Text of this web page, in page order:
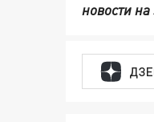
новости